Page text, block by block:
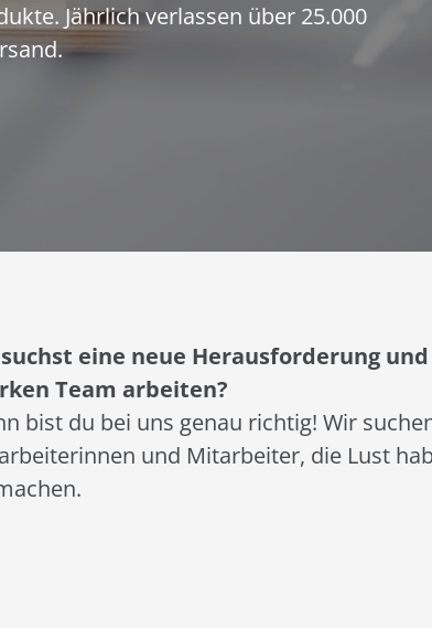
Jährlich verlassen über 25.000
eine neue Herausforderung
Team arbeiten?
bist du bei uns genau richtig! Wir
und Mitarbeiter, die Lust